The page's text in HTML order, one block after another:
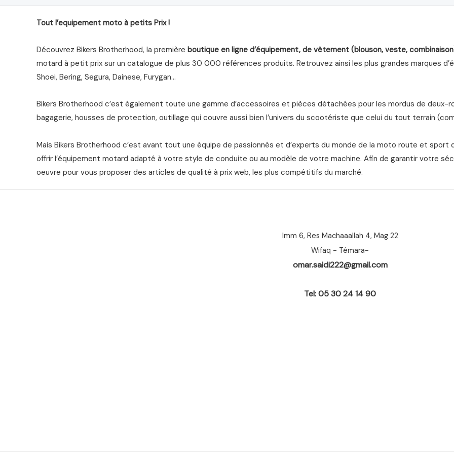
Tout l’equipement moto à petits Prix !
Découvrez Bikers Brotherhood, la première boutique en ligne d’équipement, de vêtement (blouson, veste,
motard à petit prix sur un catalogue de plus 30 000 références produits. Retrouvez ainsi les plus grandes marques
Shoei, Bering, Segura, Dainese, Furygan…
Bikers Brotherhood c’est également toute une gamme d’accessoires et pièces détachées pour les mordus de
bagagerie, housses de protection, outillage qui couvre aussi bien l’univers du scootériste que celui du tout terrain
Mais Bikers Brotherhood c’est avant tout une équipe de passionnés et d’experts du monde de la moto route et
offrir l’équipement motard adapté à votre style de conduite ou au modèle de votre machine. Afin de garantir votre
oeuvre pour vous proposer des articles de qualité à prix web, les plus compétitifs du marché.
Imm 6, Res Machaaallah 4, Mag 22
Wifaq - Témara-
omar.saidi222@gmail.com
Tel: 05 30 24 14 90